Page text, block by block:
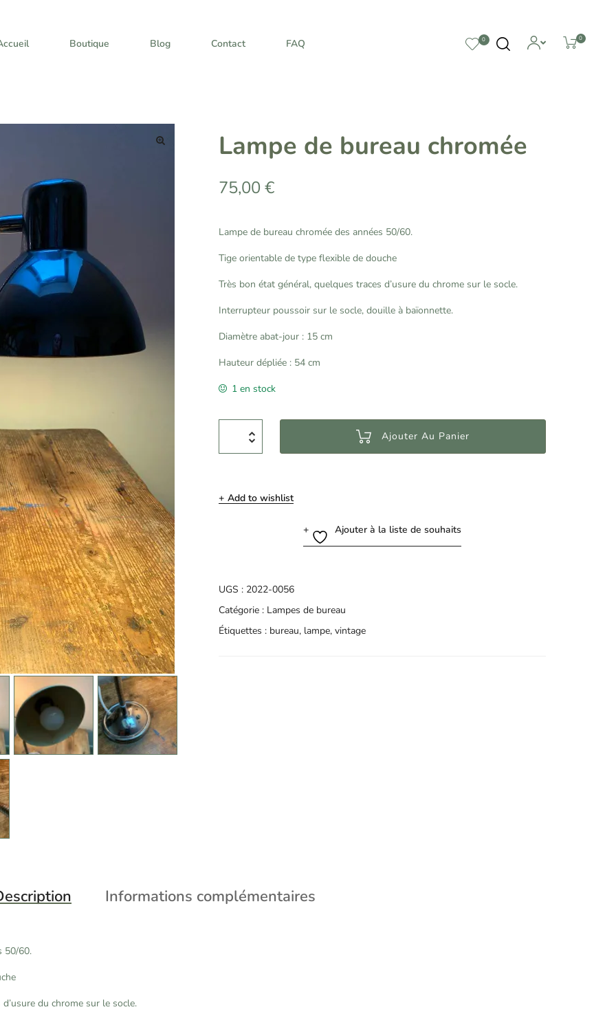
Boutique Blog Contact FAQ 0 0
Lampe de bureau chromée
75,00 €
Lampe de bureau chromée des années 50/60.
Tige orientable de type flexible de douche
Très bon état général, quelques traces d’usure du chrome sur le socle.
Interrupteur poussoir sur le socle, douille à baïonnette.
Diamètre abat-jour : 15 cm
Hauteur dépliée : 54 cm
1 en stock
Ajouter Au Panier
Add to wishlist
Ajouter à la liste de souhaits
UGS : 2022-0056
Catégorie : Lampes de bureau
Étiquettes : bureau, lampe, vintage
Informations complémentaires
50/60.
du chrome sur le socle.